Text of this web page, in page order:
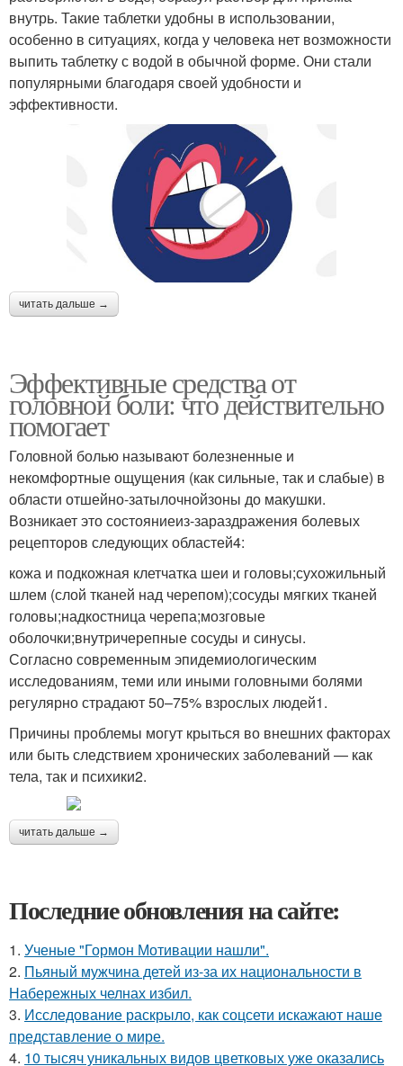
внутрь. Такие таблетки удобны в использовании,
особенно в ситуациях, когда у человека нет возможности
выпить таблетку с водой в обычной форме. Они стали
популярными благодаря своей удобности и
эффективности.
читать дальше →
Эффективные средства от
головной боли: что действительно
помогает
Головной болью называют болезненные и
некомфортные ощущения (как сильные, так и слабые) в
области отшейно-затылочнойзоны до макушки.
Возникает это состояниеиз-зараздражения болевых
рецепторов следующих областей4:
кожа и подкожная клетчатка шеи и головы;сухожильный
шлем (слой тканей над черепом);сосуды мягких тканей
головы;надкостница черепа;мозговые
оболочки;внутричерепные сосуды и синусы.
Согласно современным эпидемиологическим
исследованиям, теми или иными головными болями
регулярно страдают 50–75% взрослых людей1.
Причины проблемы могут крыться во внешних факторах
или быть следствием хронических заболеваний — как
тела, так и психики2.
читать дальше →
Последние обновления на сайте:
1. Ученые "Гормон Мотивации нашли".
2. Пьяный мужчина детей из-за их национальности в
Набережных челнах избил.
3. Исследование раскрыло, как соцсети искажают наше
представление о мире.
4. 10 тысяч уникальных видов цветковых уже оказались